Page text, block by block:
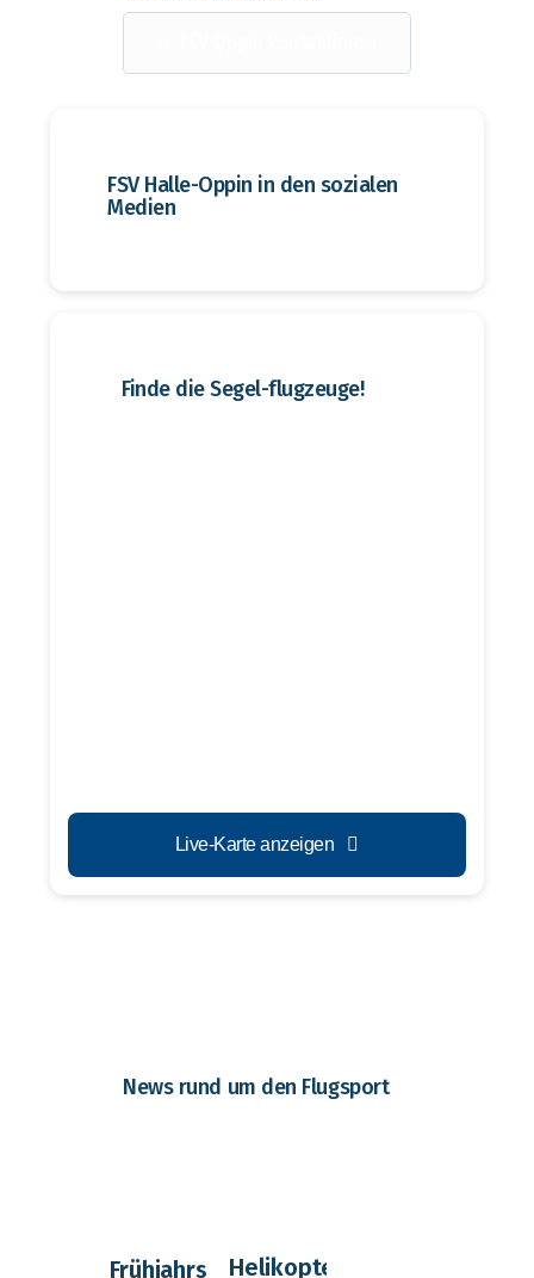
FSV Halle-Oppin in den sozialen
Medien
Finde die Segel-flugzeuge!
Live-Karte anzeigen
News rund um den Flugsport
FrühjahrsputzHelikopterfliegen